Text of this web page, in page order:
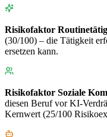
Risikofaktor
(30/100) – die Tätigkeit
ersetzen kann.
Risikofaktor Soziale
diesen Beruf vor KI-
Kernwert (25/100